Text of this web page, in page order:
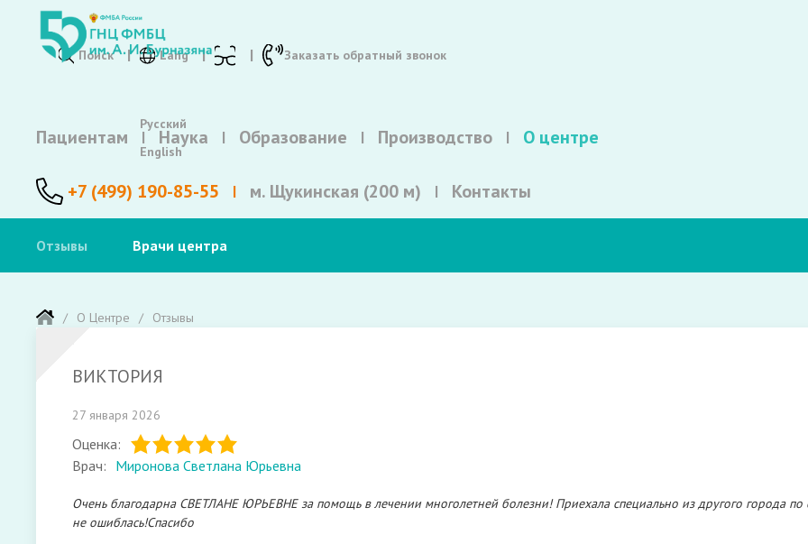
Поиск Lang
Русский
English
Заказать обратный звонок
Пациентам Наука Образование Производство О центре
+7 (499) 190-85-55 м. Щукинская (200 м) Контакты
Отзывы Врачи центра
О Центре Отзывы
ВИКТОРИЯ
27 января 2026
Оценка:
Врач: Миронова Светлана Юрьевна
Очень благодарна СВЕТЛАНЕ ЮРЬЕВНЕ за помощь в лечении многолетней болезни! Приехала специально из другого города по
не ошиблась!Спасибо